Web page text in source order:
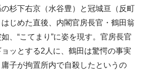
杉下右京（水谷豊）と冠城亘（反町
じめた直後、内閣官房長官・鶴田翁
、“こてまり”に姿を現す。官房長官
ッとする2人に、鶴田は驚愕の事実
子が拘置所内で自殺したというの